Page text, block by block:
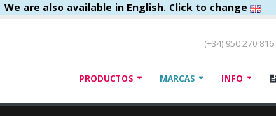
We are also available in English. Click to change
(+34) 950 270 816
PRODUCTOS MARCAS INFO